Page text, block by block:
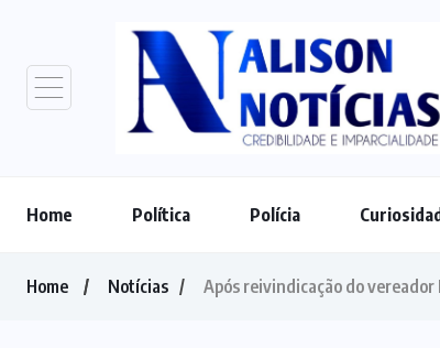
Home Política Polícia
Home Notícias Após reivindicação do